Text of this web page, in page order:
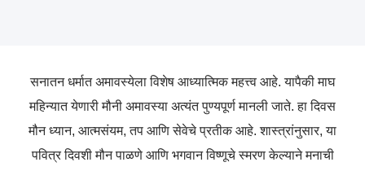
सनातन धर्मात अमावस्येला विशेष आध्यात्मिक महत्त्व आहे. यापैकी माघ
महिन्यात येणारी मौनी अमावस्या अत्यंत पुण्यपूर्ण मानली जाते. हा दिवस
मौन ध्यान, आत्मसंयम, तप आणि सेवेचे प्रतीक आहे. शास्त्रांनुसार, या
पवित्र दिवशी मौन पाळणे आणि भगवान विष्णूचे स्मरण केल्याने मनाची